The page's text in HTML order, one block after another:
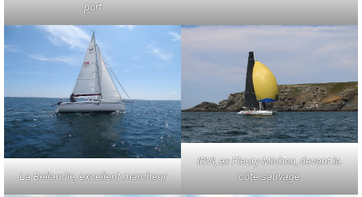
port
La Bellaudie, excellent marcheur
IRVI, ex Fleury-Michon, devant la
côte sauvage